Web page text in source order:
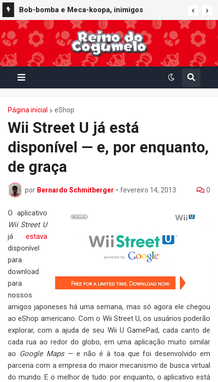
Bob-bomba e Meca-koopa, inimigos
"mecânicos" de Super Mario, viram brinquedos
de corda no Super Nintendo World
Página inicial eShop
Wii Street U já está
disponível — e, por enquanto,
de graça
por Bernardo Schmitberger • fevereiro 14, 2013 0
O aplicativo
Wii Street U
já estava
disponível
para
download
para
nossos
amigos japoneses há uma semana, mas só agora ele chegou
ao eShop americano. Com o Wii Street U, os usuários poderão
explorar, com a ajuda de seu Wii U GamePad, cada canto de
cada rua ao redor do globo, em uma aplicação muito similar
ao Google Maps— e não é à toa que foi desenvolvido em
parceria com a empresa do maior mecanismo de busca virtual
do mundo. E o melhor de tudo: por enquanto, o aplicativo está